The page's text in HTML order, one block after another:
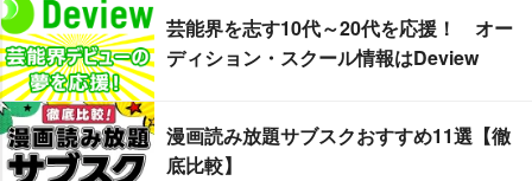
芸能界を志す10代～20代を応援！ オー
ディション・スクール情報はDeview
漫画読み放題サブスクおすすめ11選【徹
底比較】